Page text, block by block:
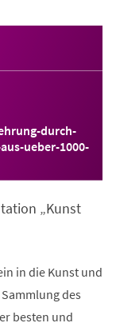
durch-
ueber-1000-
„Kunst
in die Kunst und
des
besten und